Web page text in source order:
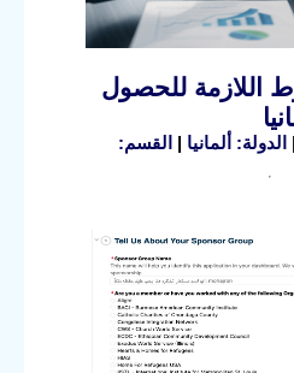
اللازمة للحصول
الدولة: ألمانيا | القسم: